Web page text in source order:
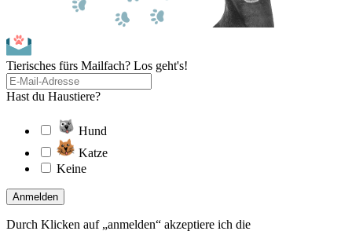
Tierisches fürs Mailfach? Los geht's!
Hast du Haustiere?
Hund
Katze
Keine
Anmelden
Durch Klicken auf „anmelden“ akzeptiere ich die